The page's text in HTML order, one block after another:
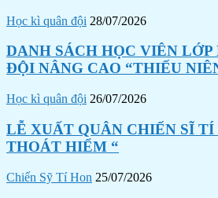
Học kì quân đội 28/07/2026
DANH SÁCH HỌC VIÊN
ĐỘI NÂNG CAO “THIẾU
Học kì quân đội 26/07/2026
LỄ XUẤT QUÂN CHIẾN SĨ TÍ
THOÁT HIỂM “
Chiến Sỹ Tí Hon 25/07/2026